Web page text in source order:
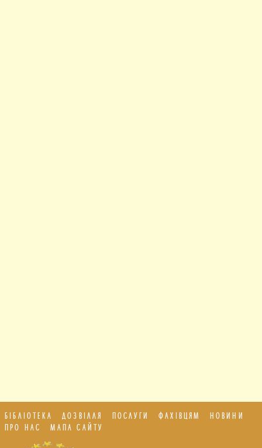
БІБЛІОТЕКА ДОЗВІЛЛЯ ПОСЛУГИ ФАХІВЦЯМ
НОВИНИ
ПРО НАС
МАПА САЙТУ